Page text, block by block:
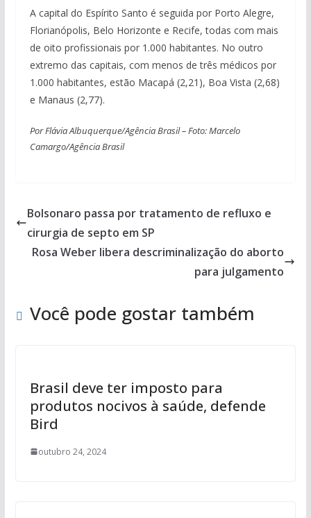
A capital do Espírito Santo é seguida por Porto Alegre,
Florianópolis, Belo Horizonte e Recife, todas com mais
de oito profissionais por 1.000 habitantes. No outro
extremo das capitais, com menos de três médicos por
1.000 habitantes, estão Macapá (2,21), Boa Vista (2,68)
e Manaus (2,77).
Por Flávia Albuquerque/Agência Brasil – Foto: Marcelo
Camargo/Agência Brasil
Bolsonaro passa por tratamento de refluxo e
cirurgia de septo em SP
Rosa Weber libera descriminalização do aborto
para julgamento
Você pode gostar também
Brasil deve ter imposto para
produtos nocivos à saúde, defende
Bird
outubro 24, 2024